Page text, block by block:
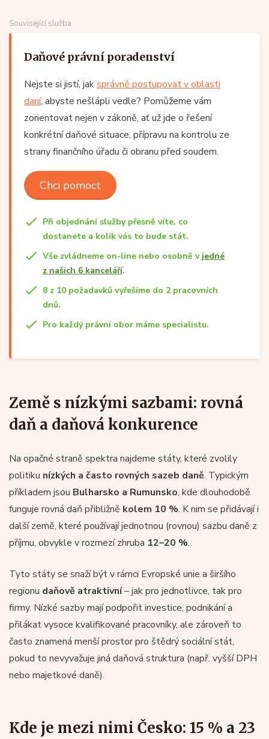
Související služba
Daňové právní poradenství
Nejste si jistí, jaksprávně postupovat v oblasti
daní, abyste nešlápli vedle? Pomůžeme vám
zorientovat nejen v zákoně, ať už jde o řešení
konkrétní daňové situace, přípravu na kontrolu ze
strany finančního úřadu či obranu před soudem.
Chci pomoct
Při objednání služby přesně víte, co
dostanete a kolik vás to bude stát.
Vše zvládneme on-line nebo osobně v jedné
z našich 6 kanceláří.
8 z 10 požadavků vyřešíme do 2 pracovních
dnů.
Pro každý právní obor máme specialistu.
Země s nízkými sazbami: rovná
daň a daňová konkurence
Na opačné straně spektra najdeme státy, které zvolily
politiku nízkých a často rovných sazeb daně. Typickým
příkladem jsou Bulharsko a Rumunsko, kde dlouhodobě
funguje rovná daň přibližně kolem 10 %. K nim se přidávají i
další země, které používají jednotnou (rovnou) sazbu daně z
příjmu, obvykle v rozmezí zhruba 12–20 %.
Tyto státy se snaží být v rámci Evropské unie a širšího
regionu daňově atraktivní– jak pro jednotlivce, tak pro
firmy. Nízké sazby mají podpořit investice, podnikání a
přilákat vysoce kvalifikované pracovníky, ale zároveň to
často znamená menší prostor pro štědrý sociální stát,
pokud to nevyvažuje jiná daňová struktura (např. vyšší DPH
nebo majetkové daně).
Kde je mezi nimi Česko: 15 % a 23